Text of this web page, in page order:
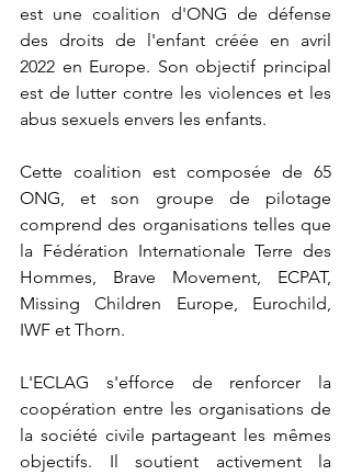
est une coalition d'ONG de défense
des droits de l'enfant créée en avril
2022 en Europe. Son objectif principal
est de lutter contre les violences et les
abus sexuels envers les enfants.
Cette coalition est composée de 65
ONG, et son groupe de pilotage
comprend des organisations telles que
la Fédération Internationale Terre des
Hommes, Brave Movement, ECPAT,
Missing Children Europe, Eurochild,
IWF et Thorn.
L'ECLAG s'efforce de renforcer la
coopération entre les organisations de
la société civile partageant les mêmes
objectifs. Il soutient activement la